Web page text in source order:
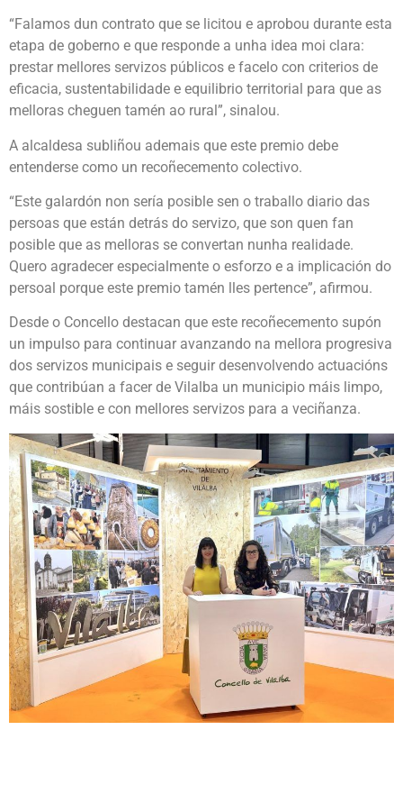
“Falamos dun contrato que se licitou e aprobou durante esta
etapa de goberno e que responde a unha idea moi clara:
prestar mellores servizos públicos e facelo con criterios de
eficacia, sustentabilidade e equilibrio territorial para que as
melloras cheguen tamén ao rural”, sinalou.
A alcaldesa subliñou ademais que este premio debe
entenderse como un recoñecemento colectivo.
“Este galardón non sería posible sen o traballo diario das
persoas que están detrás do servizo, que son quen fan
posible que as melloras se convertan nunha realidade.
Quero agradecer especialmente o esforzo e a implicación do
persoal porque este premio tamén lles pertence”, afirmou.
Desde o Concello destacan que este recoñecemento supón
un impulso para continuar avanzando na mellora progresiva
dos servizos municipais e seguir desenvolvendo actuacións
que contribúan a facer de Vilalba un municipio máis limpo,
máis sostible e con mellores servizos para a veciñanza.